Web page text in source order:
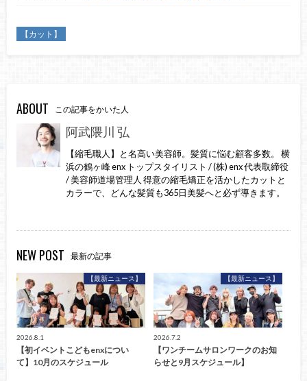
【カット】
ABOUT この記事をかいた人
阿武隈川 弘
【縮毛職人】と名高い美容師。髪質に悩む顧客多数。 横
浜の鶴ヶ峰 enx トップスタイリスト / (株) enx 代表取締役
/ 美容師道場管理人 得意の縮毛矯正を活かしたカットと
カラーで、どんな髪質も365日美髪へと必ず導きます。
NEW POST 最新の記事
【最新ニュース】
2026.8.1
【初イベントこどもenxについ
て】10月のスケジュール
【最新ニュース】
2026.7.2
【ワンチームサロンワークのお知
らせと9月スケジュール】